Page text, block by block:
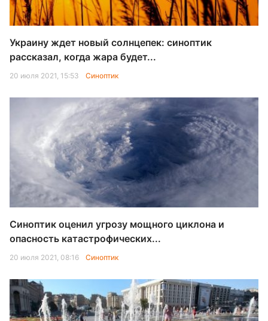
Украину ждет новый солнцепек: синоптик
рассказал, когда жара будет...
20 июля 2021, 15:53 Синоптик
Синоптик оценил угрозу мощного циклона и
опасность катастрофических...
20 июля 2021, 08:16 Синоптик